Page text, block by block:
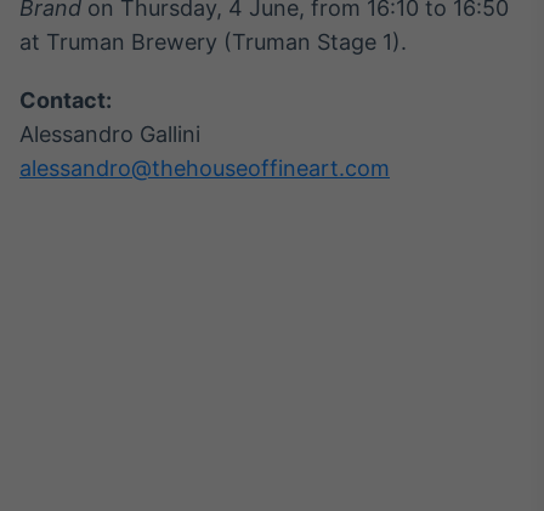
IA
Brand on Thursday, 4 June, from 16:10 to 16:50
at Truman Brewery (Truman Stage 1).
Contact:
Alessandro Gallini
alessandro@thehouseoffineart.com